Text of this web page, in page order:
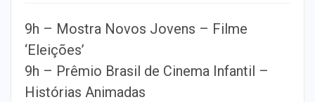
9h – Mostra Novos Jovens – Filme
‘Eleições’
9h – Prêmio Brasil de Cinema Infantil –
Histórias Animadas